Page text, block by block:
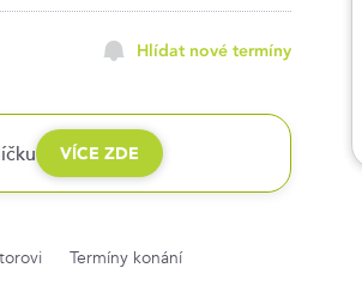
Hlídat nové termíny
VÍCE ZDE
Termíny konání